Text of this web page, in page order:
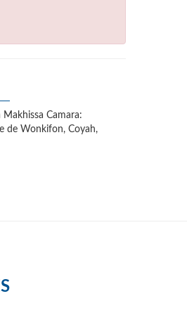
Camara:
de Wonkifon, Coyah,